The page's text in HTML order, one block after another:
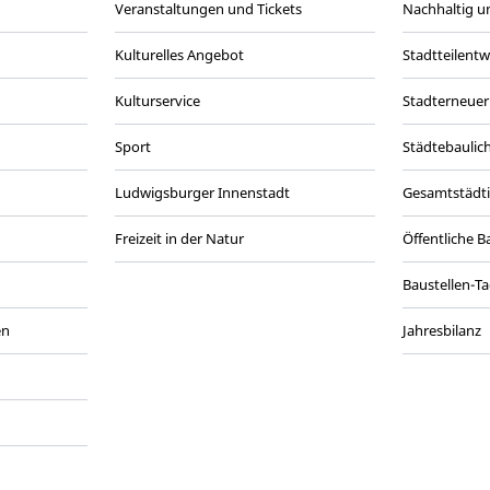
Veranstaltungen und Tickets
Kulturelles Angebot
Kulturservice
Sport
Ludwigsburger Innenstadt
Freizeit in der Natur
Nachhaltig
Öffentliche
Baustellen-
Jahresbilanz